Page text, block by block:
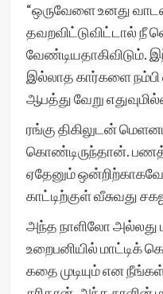
“ஒருவேளை உனது
தவறவிட்டுவிட்டால் நீ
வேண்டியதாகிவிடும்.
இல்லாத கார்களை
ஆபத்து வேறு
ரங்கு திகிலுடன்
கொண்டிருந்தான்.
ஏதேனும்
காட்டிற்குள் வீசுவது
அந்த நாளிலோ
உறைபனியில்
கதை முடியும் என